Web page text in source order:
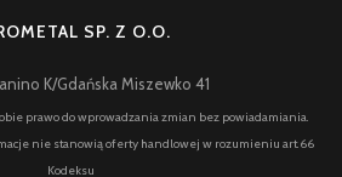
SP. Z O.O.
K/Gdańska Miszewko 41
prawo do wprowadzania zmian bez powiadamiania.
nie stanowią oferty handlowej w rozumieniu art.66
Kodeksu